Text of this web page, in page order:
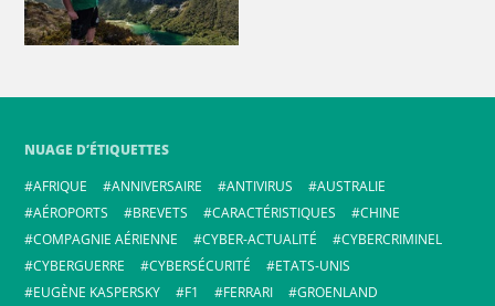
NUAGE D’ÉTIQUETTES
AFRIQUE
ANNIVERSAIRE ANTIVIRUS
AUSTRALIE
AÉROPORTS
BREVETS CARACTÉRISTIQUES
CHINE
COMPAGNIE AÉRIENNE
CYBER-ACTUALITÉ
CYBERCRIMINEL
CYBERGUERRE
CYBERSÉCURITÉ
ETATS-UNIS
EUGÈNE KASPERSKY
F1 FERRARI
GROENLAND